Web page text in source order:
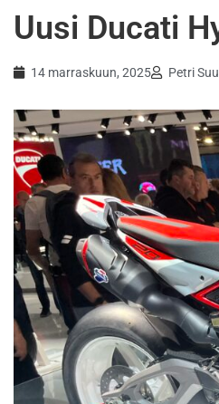
Uusi Ducati
14 marraskuun, 2025 Petri